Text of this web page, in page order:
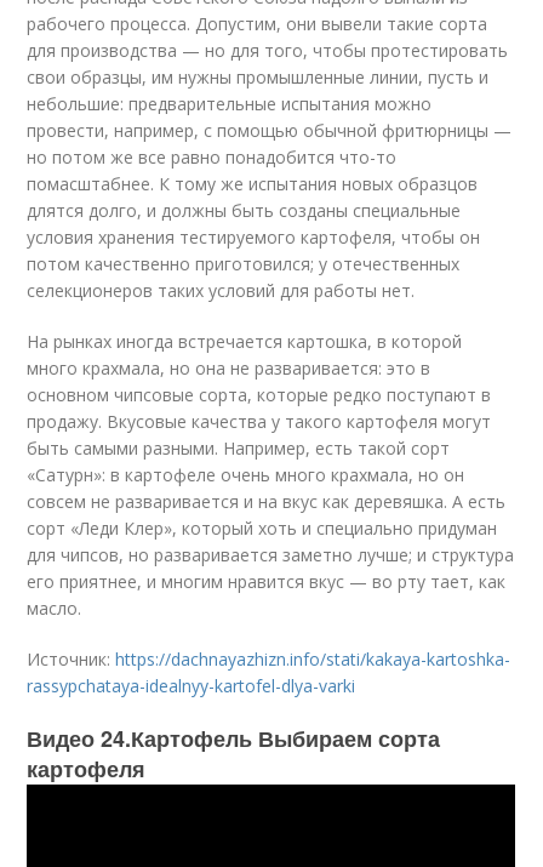
рабочего процесса. Допустим, они вывели такие сорта
для производства — но для того, чтобы протестировать
свои образцы, им нужны промышленные линии, пусть и
небольшие: предварительные испытания можно
провести, например, с помощью обычной фритюрницы —
но потом же все равно понадобится что-то
помасштабнее. К тому же испытания новых образцов
длятся долго, и должны быть созданы специальные
условия хранения тестируемого картофеля, чтобы он
потом качественно приготовился; у отечественных
селекционеров таких условий для работы нет.
На рынках иногда встречается картошка, в которой
много крахмала, но она не разваривается: это в
основном чипсовые сорта, которые редко поступают в
продажу. Вкусовые качества у такого картофеля могут
быть самыми разными. Например, есть такой сорт
«Сатурн»: в картофеле очень много крахмала, но он
совсем не разваривается и на вкус как деревяшка. А есть
сорт «Леди Клер», который хоть и специально придуман
для чипсов, но разваривается заметно лучше; и структура
его приятнее, и многим нравится вкус — во рту тает, как
масло.
Источник:https://dachnayazhizn.info/stati/kakaya-kartoshka-
rassypchataya-idealnyy-kartofel-dlya-varki
Видео 24.Картофель Выбираем сорта
картофеля